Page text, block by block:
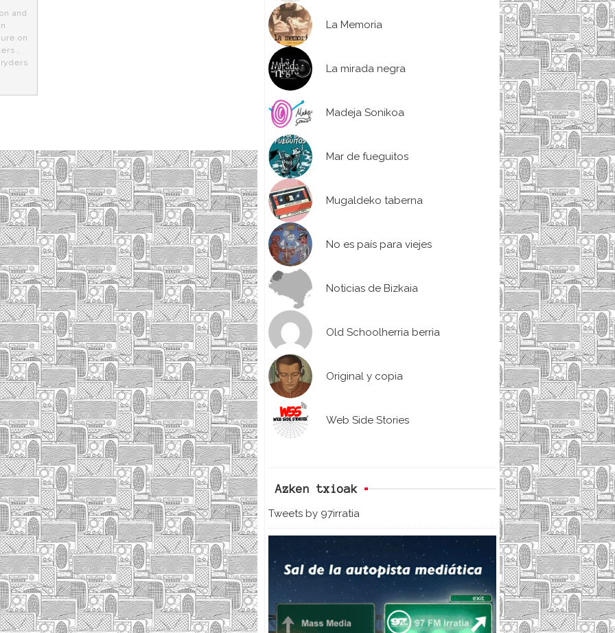
La Memoria
La mirada negra
Madeja Sonikoa
Mar de fueguitos
Mugaldeko taberna
No es país para viejes
Noticias de Bizkaia
Old Schoolherria berria
Original y copia
Web Side Stories
Azken txioak
Tweets by 97irratia
and
on